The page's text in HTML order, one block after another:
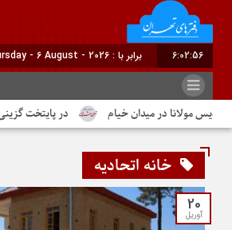
6:02:57 برابر با : Thursday - 6 August - 2026
مولانا در میدان خیام در پایتخت گزینیِ تهران
خانه اتحادیه
20
آوریل